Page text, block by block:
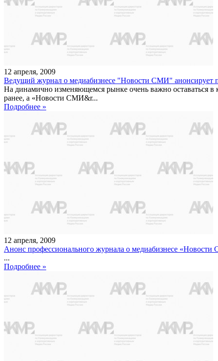
12 апреля, 2009
Ведущий журнал о медиабизнесе "Новости СМИ" анонсирует
На динамично изменяющемся рынке очень важно оставаться
ранее, а «Новости СМИ&r...
Подробнее »
12 апреля, 2009
Анонс профессионального журнала о медиабизнесе
...
Подробнее »